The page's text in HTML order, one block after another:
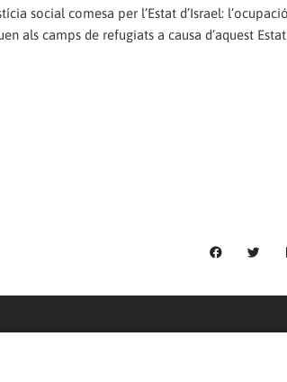
social comesa per l’Estat d’Israel:
als camps de refugiats a causa d’aquest